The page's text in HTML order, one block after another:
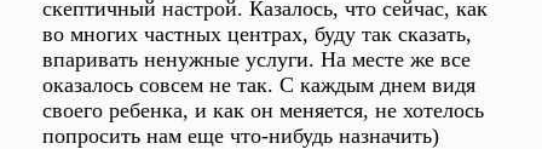
скептичный настрой. Казалось, что сейчас, как
во многих частных центрах, буду так сказать,
впаривать ненужные услуги. На месте же все
оказалось совсем не так. С каждым днем видя
своего ребенка, и как он меняется, не хотелось
попросить нам еще что-нибудь назначить)